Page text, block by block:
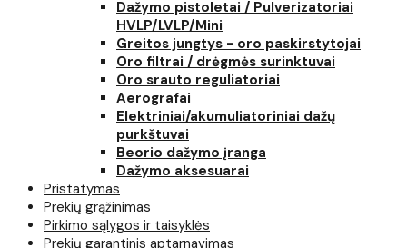
Dažymo pistoletai / Pulverizatoriai
HVLP/LVLP/Mini
Greitos jungtys - oro paskirstytojai
Oro filtrai / drėgmės surinktuvai
Oro srauto reguliatoriai
Aerografai
Elektriniai/akumuliatoriniai dažų
purkštuvai
Beorio dažymo įranga
Dažymo aksesuarai
Pristatymas
Prekių grąžinimas
Pirkimo sąlygos ir taisyklės
Prekių garantinis aptarnavimas